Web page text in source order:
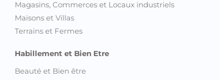
Magasins, Commerces et Locaux industriels
Maisons et Villas
Terrains et Fermes
Habillement et Bien Etre
Beauté et Bien être